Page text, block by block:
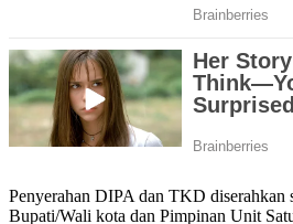
Penyerahan DIPA dan TKD diserahkan
Bupati/Wali kota dan Pimpinan Unit